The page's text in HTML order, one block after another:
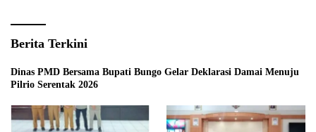
Berita Terkini
Dinas PMD Bersama Bupati Bungo Gelar Deklarasi Damai Menuju
Pilrio Serentak 2026